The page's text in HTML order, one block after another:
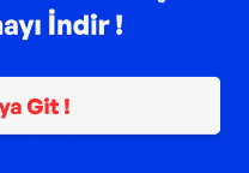
TROY ile 200 TL İndirim
Bosile
Ledli Mini Büyüteç